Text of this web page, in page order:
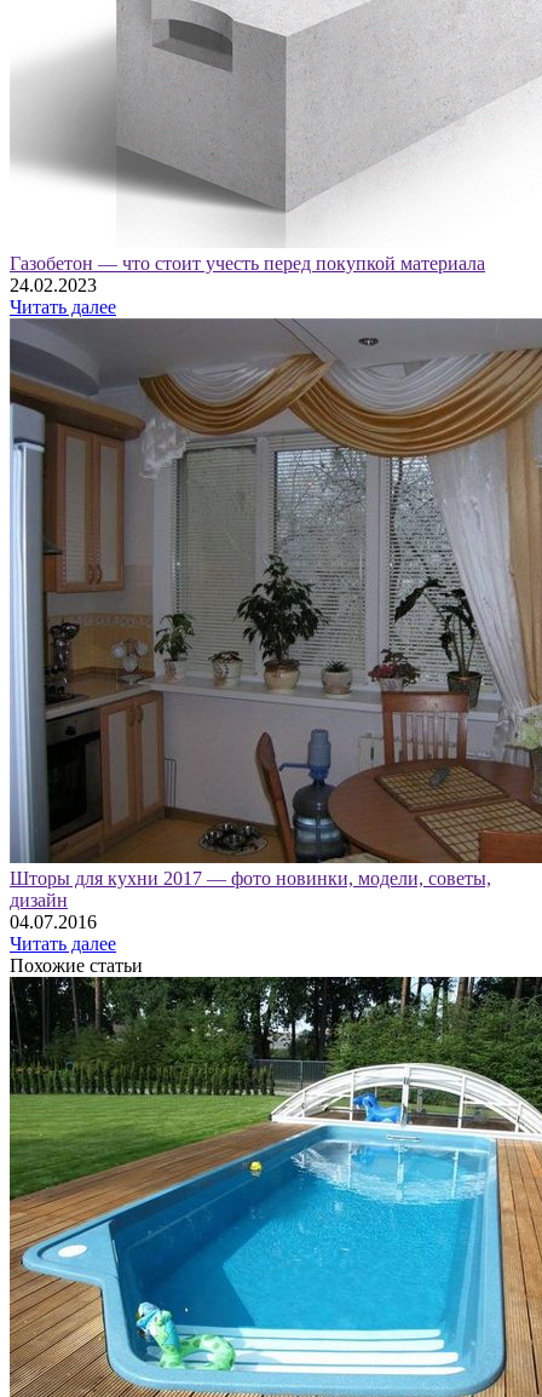
Газобетон — что стоит учесть перед покупкой материала
24.02.2023
Читать далее
Шторы для кухни 2017 — фото новинки, модели, советы,
дизайн
04.07.2016
Читать далее
Похожие статьи